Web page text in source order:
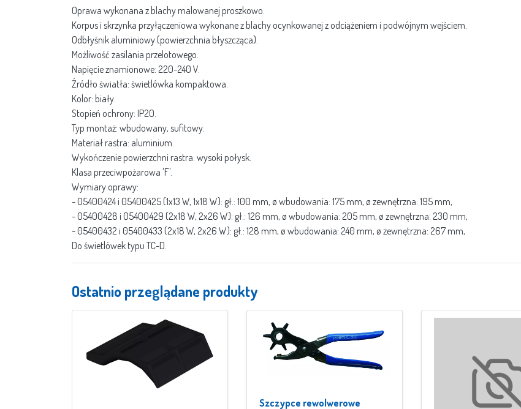
Oprawa wykonana z blachy malowanej proszkowo.
Korpus i skrzynka przyłączeniowa wykonane z blachy ocynkowanej z odciążeniem i podwójnym wejściem.
Odbłyśnik aluminiowy (powierzchnia błyszcząca).
Możliwość zasilania przelotowego.
Napięcie znamionowe: 220-240 V.
Źródło światła: świetlówka kompaktowa.
Kolor: biały.
Stopień ochrony: IP20.
Typ montaż: wbudowany, sufitowy.
Materiał rastra: aluminium.
Wykończenie powierzchni rastra: wysoki połysk.
Klasa przeciwpożarowa 'F'.
Wymiary oprawy:
- 05400424 i 05400425 (1x13 W, 1x18 W): gł.: 100 mm, ø wbudowania: 175 mm, ø zewnętrzna: 195 mm,
- 05400428 i 05400429 (2x18 W, 2x26 W): gł.: 126 mm, ø wbudowania: 205 mm, ø zewnętrzna: 230 mm,
- 05400432 i 05400433 (2x18 W, 2x26 W): gł.: 128 mm, ø wbudowania: 240 mm, ø zewnętrzna: 267 mm,
Do świetlówek typu TC-D.
Ostatnio przeglądane produkty
Szczypce rewolwerowe